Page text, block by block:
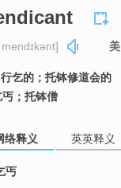
美
乞的；托钵修道会的
；托钵僧
络释义 英英释义
丐